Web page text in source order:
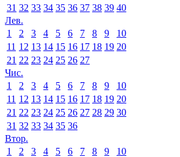
31 32 33 34 35 36 37 38 39 40
Лев.
1
2 3 4 5 6 7 8 9
10
11 12 13 14 15 16 17 18 19 20
21 22 23 24 25 26 27
Чис.
1
2 3 4 5 6 7 8 9
10
11 12 13 14 15 16 17 18 19 20
21 22 23 24 25 26 27 28 29 30
31 32 33 34 35 36
Втор.
1
2 3 4 5 6 7 8 9
10